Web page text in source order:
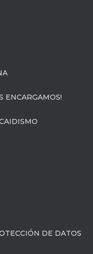
ENCARGAMOS!
DE DATOS